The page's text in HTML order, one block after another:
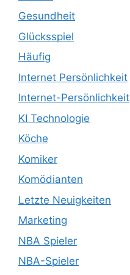
Gesundheit
Glücksspiel
Häufig
Internet Persönlichkeit
Internet-Persönlichkeit
KI Technologie
Köche
Komiker
Komödianten
Letzte Neuigkeiten
Marketing
NBA Spieler
NBA-Spieler